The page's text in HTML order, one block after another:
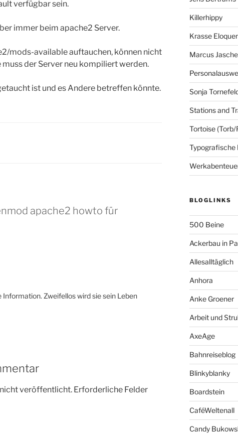
verfügbar sein.
immer beim apache2 Server.
mods-available auftauchen, können nicht
der Server neu kompiliert werden.
ist und es Andere betreffen könnte.
apache2 howto für
Zweifellos wird sie sein Leben
veröffentlicht. Erforderliche Felder
Killerhippy
Krasse
Marcus
Sonja
Stations and
Tortoise (Torb/
Typografische
BLOGLINKS
500 Beine
Ackerbau in
Allesalltäglich
Anhora
Anke Groener
Arbeit und
AxeAge
Bahnreiseblog
Blinkyblanky
Boardstein
CaféWeltenall
Candy